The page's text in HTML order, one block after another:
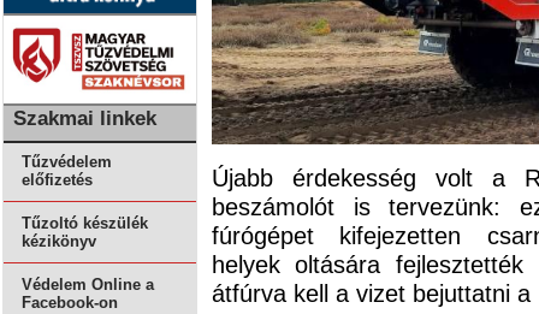
Szakmai linkek
Tűzvédelem
előfizetés
Tűzoltó készülék
kézikönyv
Védelem Online a
Facebook-on
Újabb érdekesség volt a
beszámolót is tervezünk:
fúrógépet kifejezetten
helyek oltására
átfúrva kell a vizet bejuttatni a